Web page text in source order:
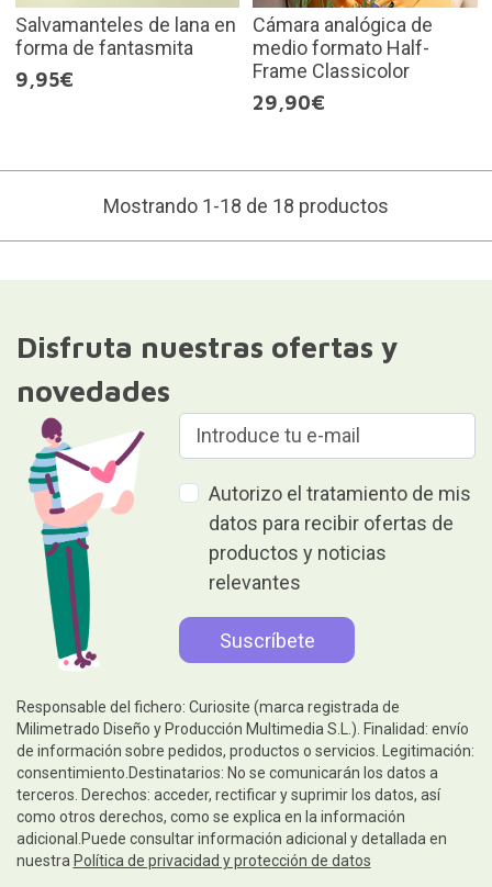
Salvamanteles de lana en
forma de fantasmita
9,95€
Cámara analógica de
medio formato Half-
Frame Classicolor
29,90€
Mostrando 1-18 de 18 productos
Disfruta nuestras ofertas y
novedades
Autorizo el tratamiento de mis
datos para recibir ofertas de
productos y noticias
relevantes
Responsable del fichero: Curiosite (marca registrada de
Milimetrado Diseño y Producción Multimedia S.L.). Finalidad: envío
de información sobre pedidos, productos o servicios. Legitimación:
consentimiento.Destinatarios: No se comunicarán los datos a
terceros. Derechos: acceder, rectificar y suprimir los datos, así
como otros derechos, como se explica en la información
adicional.Puede consultar información adicional y detallada en
nuestra Política de privacidad y protección de datos